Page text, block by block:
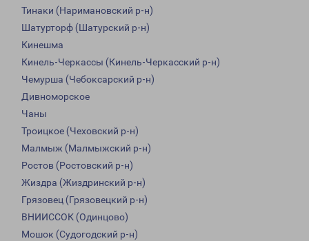
Тинаки (Наримановский р-н)
Шатурторф (Шатурский р-н)
Кинешма
Кинель-Черкассы (Кинель-Черкасский р-н)
Чемурша (Чебоксарский р-н)
Дивноморское
Чаны
Троицкое (Чеховский р-н)
Малмыж (Малмыжский р-н)
Ростов (Ростовский р-н)
Жиздра (Жиздринский р-н)
Грязовец (Грязовецкий р-н)
ВНИИССОК (Одинцово)
Мошок (Судогодский р-н)